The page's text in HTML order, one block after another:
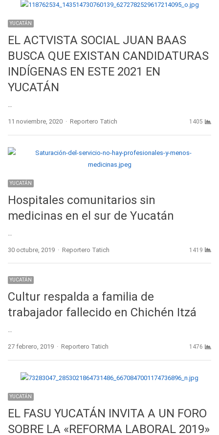
YUCATÁN
EL ACTVISTA SOCIAL JUAN BAAS
BUSCA QUE EXISTAN CANDIDATURAS
INDÍGENAS EN ESTE 2021 EN
YUCATÁN
11 noviembre, 2020 Author
Reportero Tatich 1405
YUCATÁN
Hospitales comunitarios sin
medicinas en el sur de Yucatán
30 octubre, 2019 Author
Reportero Tatich 1419
YUCATÁN
Cultur respalda a familia de
trabajador fallecido en Chichén Itzá
…
27 febrero, 2019 Author
Reportero Tatich 1476
YUCATÁN
EL FASU YUCATÁN INVITA A UN FORO
SOBRE LA «REFORMA LABORAL 2019»